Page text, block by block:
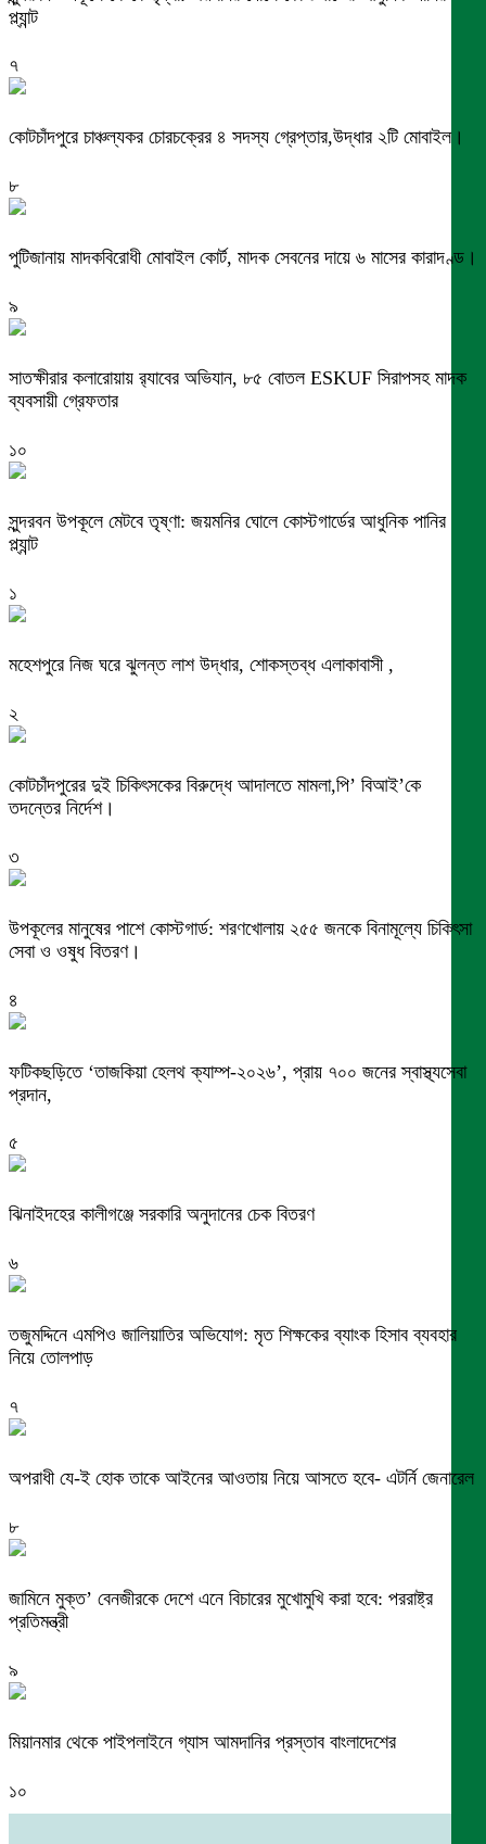
প্ল্যান্ট
৭
কোটচাঁদপুরে চাঞ্চল্যকর চোরচক্রের ৪ সদস্য গ্রেপ্তার,উদ্ধার ২টি মোবাইল।
৮
পুটিজানায় মাদকবিরোধী মোবাইল কোর্ট, মাদক সেবনের দায়ে ৬ মাসের কারাদণ্ড।
৯
সাতক্ষীরার কলারোয়ায় র‍্যাবের অভিযান, ৮৫ বোতল ESKUF সিরাপসহ মাদক
ব্যবসায়ী গ্রেফতার
১০
সুন্দরবন উপকূলে মেটবে তৃষ্ণা: জয়মনির ঘোলে কোস্টগার্ডের আধুনিক পানির
প্ল্যান্ট
১
মহেশপুরে নিজ ঘরে ঝুলন্ত লাশ উদ্ধার, শোকস্তব্ধ এলাকাবাসী ,
২
কোটচাঁদপুরের দুই চিকিৎসকের বিরুদ্ধে আদালতে মামলা,পি’ বিআই’কে
তদন্তের নির্দেশ।
৩
উপকূলের মানুষের পাশে কোস্টগার্ড: শরণখোলায় ২৫৫ জনকে বিনামূল্যে চিকিৎসা
সেবা ও ওষুধ বিতরণ।
৪
ফটিকছড়িতে ‘তাজকিয়া হেলথ ক্যাম্প-২০২৬’, প্রায় ৭০০ জনের স্বাস্থ্যসেবা
প্রদান,
৫
ঝিনাইদহের কালীগঞ্জে সরকারি অনুদানের চেক বিতরণ
৬
তজুমদ্দিনে এমপিও জালিয়াতির অভিযোগ: মৃত শিক্ষকের ব্যাংক হিসাব ব্যবহার
নিয়ে তোলপাড়
৭
অপরাধী যে-ই হোক তাকে আইনের আওতায় নিয়ে আসতে হবে- এটর্নি জেনারেল
৮
জামিনে মুক্ত’ বেনজীরকে দেশে এনে বিচারের মুখোমুখি করা হবে: পররাষ্ট্র
প্রতিমন্ত্রী
৯
মিয়ানমার থেকে পাইপলাইনে গ্যাস আমদানির প্রস্তাব বাংলাদেশের
১০